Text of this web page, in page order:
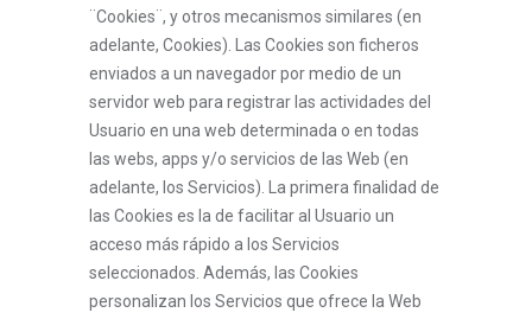
¨Cookies¨, y otros mecanismos similares (en
adelante, Cookies). Las Cookies son ficheros
enviados a un navegador por medio de un
servidor web para registrar las actividades del
Usuario en una web determinada o en todas
las webs, apps y/o servicios de las Web (en
adelante, los Servicios). La primera finalidad de
las Cookies es la de facilitar al Usuario un
acceso más rápido a los Servicios
seleccionados. Además, las Cookies
personalizan los Servicios que ofrece la Web